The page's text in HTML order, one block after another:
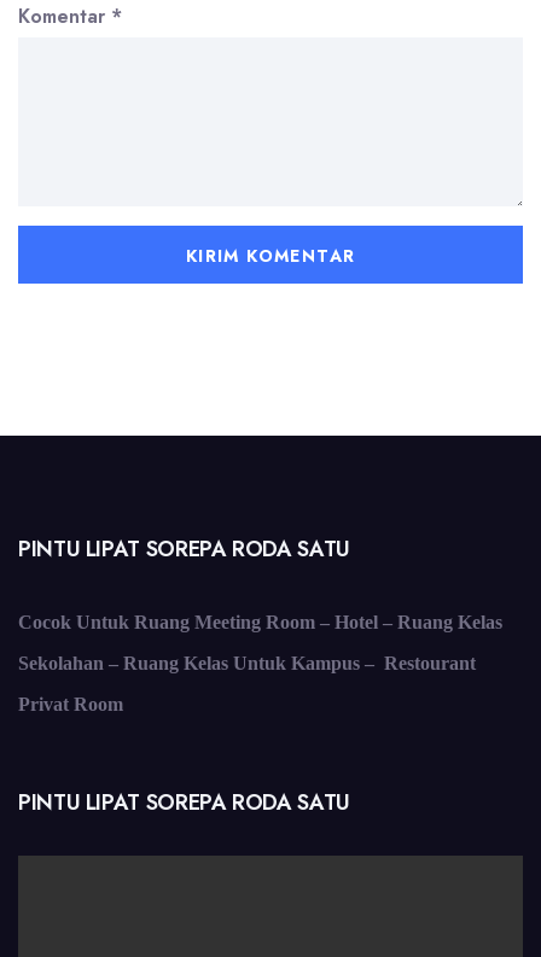
Komentar *
PINTU LIPAT SOREPA RODA SATU
Cocok Untuk Ruang Meeting Room – Hotel – Ruang Kelas
Sekolahan – Ruang Kelas Untuk Kampus – Restourant
Privat Room
PINTU LIPAT SOREPA RODA SATU